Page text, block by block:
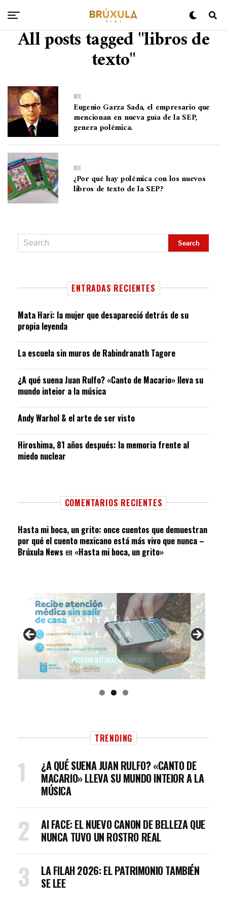
All posts tagged "libros de
texto"
MX
Eugenio Garza Sada, el empresario que
mencionan en nueva guía de la SEP,
genera polémica.
MX
¿Por qué hay polémica con los nuevos
libros de texto de la SEP?
ENTRADAS RECIENTES
Mata Hari: la mujer que desapareció detrás de su
propia leyenda
La escuela sin muros de Rabindranath Tagore
¿A qué suena Juan Rulfo? «Canto de Macario» lleva su
mundo inteior a la música
Andy Warhol & el arte de ser visto
Hiroshima, 81 años después: la memoria frente al
miedo nuclear
COMENTARIOS RECIENTES
Hasta mi boca, un grito: once cuentos que demuestran
por qué el cuento mexicano está más vivo que nunca –
Brúxula News en «Hasta mi boca, un grito»
TRENDING
¿A QUÉ SUENA JUAN RULFO? «CANTO DE
MACARIO» LLEVA SU MUNDO INTEIOR A LA
MÚSICA
AI FACE: EL NUEVO CANON DE BELLEZA QUE
NUNCA TUVO UN ROSTRO REAL
LA FILAH 2026: EL PATRIMONIO TAMBIÉN
SE LEE